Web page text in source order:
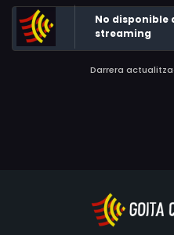
tres amigues es troben tres
comparteixen una
decideixen formar una
amics coneixeran l'amor i
No disponible
streaming
Darrera